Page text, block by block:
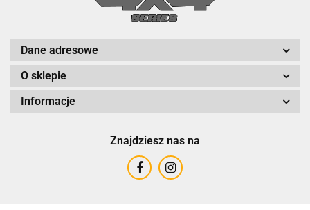
Dane adresowe
O sklepie
Informacje
Znajdziesz nas na